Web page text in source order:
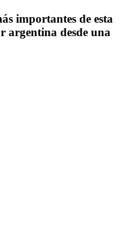
importantes de esta
argentina desde una